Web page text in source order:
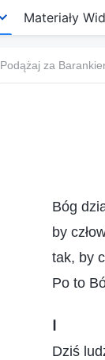
Materiały
Podążaj za
Bóg
by
tak, by
Po to
Dziś